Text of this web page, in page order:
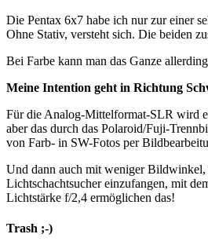
Die Pentax 6x7 habe ich nur zur einer
Ohne Stativ, versteht sich. Die beiden
Bei Farbe kann man das Ganze
Meine Intention geht in Richtung
Für die Analog-Mittelformat-SLR wird
aber das durch das Polaroid/Fuji-
von Farb- in SW-Fotos per
Und dann auch mit weniger
Lichtschachtsucher einzufangen, mit
Lichtstärke f/2,4 ermöglichen das!
Trash ;-)